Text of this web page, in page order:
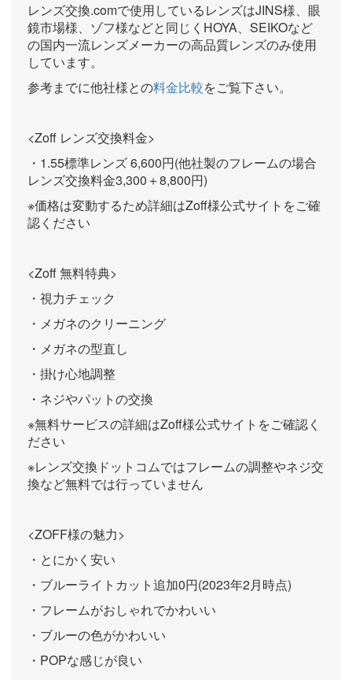
レンズ交換.comで使用しているレンズはJINS様、眼
鏡市場様、ゾフ様などと同じくHOYA、SEIKOなど
の国内一流レンズメーカーの高品質レンズのみ使用
しています。
参考までに他社様との料金比較をご覧下さい。
<Zoff レンズ交換料金>
・1.55標準レンズ 6,600円(他社製のフレームの場合
レンズ交換料金3,300＋8,800円)
※価格は変動するため詳細はZoff様公式サイトをご確
認ください
<Zoff 無料特典>
・視力チェック
・メガネのクリーニング
・メガネの型直し
・掛け心地調整
・ネジやパットの交換
※無料サービスの詳細はZoff様公式サイトをご確認く
ださい
※レンズ交換ドットコムではフレームの調整やネジ交
換など無料では行っていません
<ZOFF様の魅力>
・とにかく安い
・ブルーライトカット追加0円(2023年2月時点)
・フレームがおしゃれでかわいい
・ブルーの色がかわいい
・POPな感じが良い